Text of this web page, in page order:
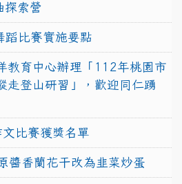
探索營
蹈比賽實施要點
教育中心辦理「112年桃園市
走登山研習」，歡迎同仁踴
比賽獲獎名單
醬香蘭花干改為韭菜炒蛋